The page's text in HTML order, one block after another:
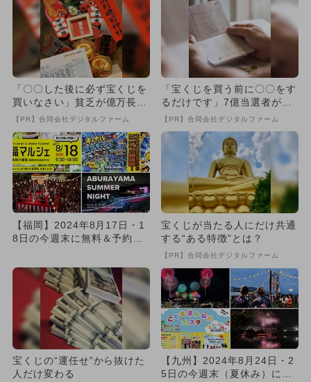
「〇〇した後に必ず宝くじを
買いなさい」貧乏が億万長者
に
【PR】合同会社デジタルファーム
「宝くじを買う前に〇〇をす
るだけです」7億当選者が続
出
【PR】合同会社デジタルファーム
【福岡】2024年8月17日・1
8日の今週末に無料＆予約不
宝くじが当たる人にだけ共通
する“ある特徴”とは？
【PR】合同会社デジタルファーム
宝くじの“運任せ”から抜けた
人だけ変わる
【九州】2024年8月24日・2
5日の今週末（夏休み）に無